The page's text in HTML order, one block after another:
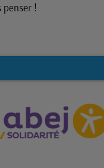
Drob Dead